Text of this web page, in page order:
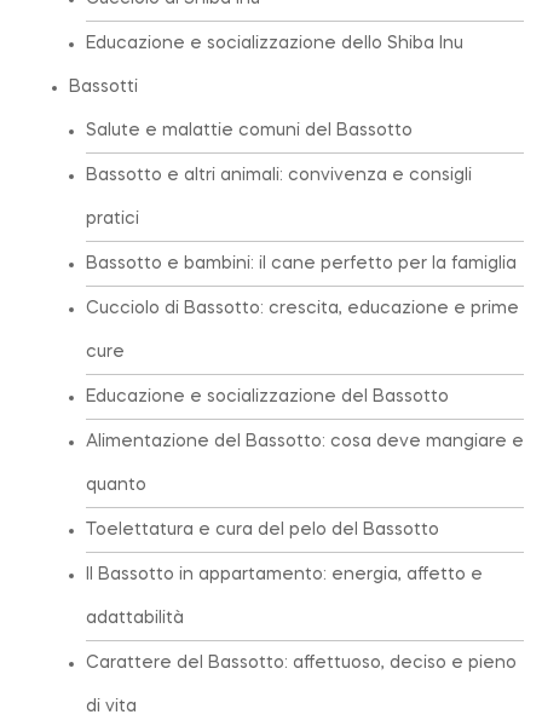
Educazione e socializzazione dello Shiba Inu
Bassotti
Salute e malattie comuni del Bassotto
Bassotto e altri animali: convivenza e consigli
pratici
Bassotto e bambini: il cane perfetto per la famiglia
Cucciolo di Bassotto: crescita, educazione e prime
cure
Educazione e socializzazione del Bassotto
Alimentazione del Bassotto: cosa deve mangiare e
quanto
Toelettatura e cura del pelo del Bassotto
Il Bassotto in appartamento: energia, affetto e
adattabilità
Carattere del Bassotto: affettuoso, deciso e pieno
di vita